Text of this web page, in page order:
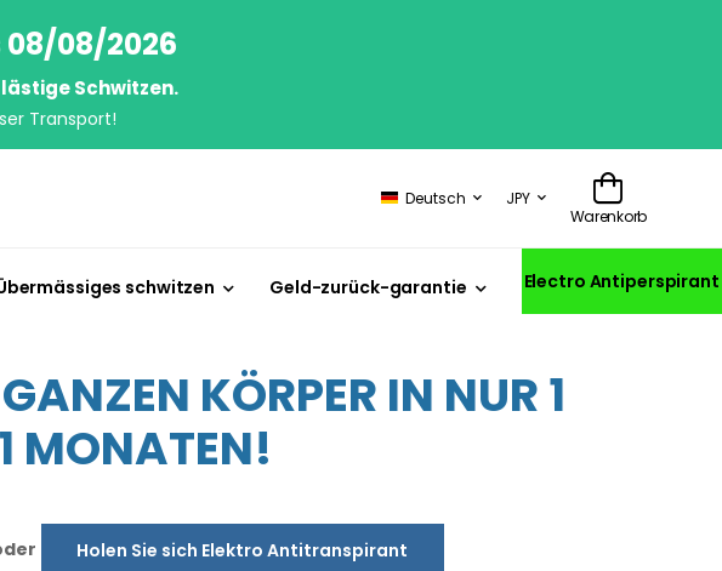
08/08/2026
Schwitzen.
Transport!
Deutsch
JPY
Warenkorb
schwitzen Geld-zurück-garantie Electro
KÖRPER IN NUR 1
MONATEN!
Holen Sie sich Elektro Antitranspirant